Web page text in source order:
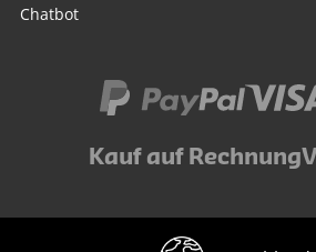
Chatbot
Kauf auf Rechnung